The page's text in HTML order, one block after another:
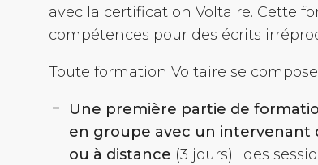
avec la certification Voltaire. Cette
compétences pour des écrits
Toute formation Voltaire se
Une première partie de
en groupe avec un intervenant
ou à distance (3 jours) : des